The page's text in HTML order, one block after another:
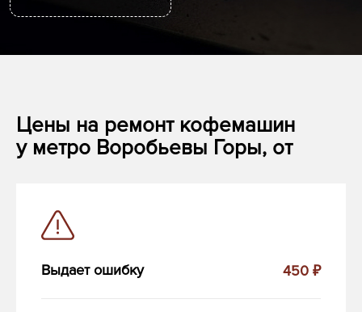
Цены на ремонт кофемашин
у метро Воробьевы Горы, от
Выдает ошибку 450 ₽